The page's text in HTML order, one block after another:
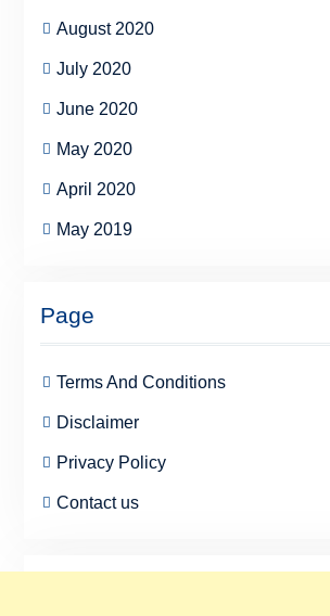
August 2020
July 2020
June 2020
May 2020
April 2020
May 2019
Page
Terms And Conditions
Disclaimer
Privacy Policy
Contact us